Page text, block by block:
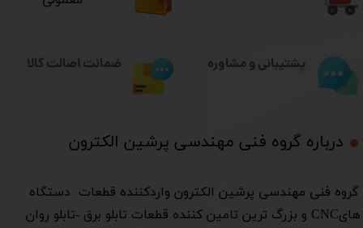
درباره گروه فنی مهندسی پرشین الکترون​​​​​​​
​گروه فنی مهندسی پرشین الکترون واردکننده قطعات دستگاه
هایCNC و بزرگ ترین تامین کننده قطعات تابلو برق -تابلو روان
پشتیبانی و مشاوره ضمانت اصالت کالا